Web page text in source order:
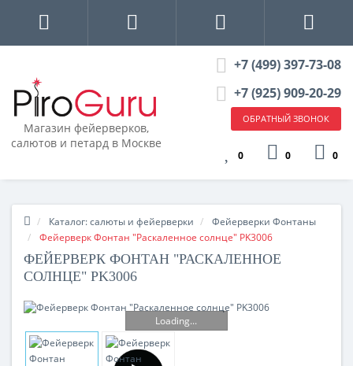
Магазин фейерверков,
салютов и петард в Москве
+7 (499) 397-73-08
+7 (925) 909-20-29
ОБРАТНЫЙ ЗВОНОК
0 0 0
Каталог: салюты и фейерверки
Фейерверки Фонтаны
Фейерверк Фонтан "Раскаленное солнце" PK3006
ФЕЙЕРВЕРК ФОНТАН "РАСКАЛЕННОЕ
СОЛНЦЕ" PK3006
Loading...